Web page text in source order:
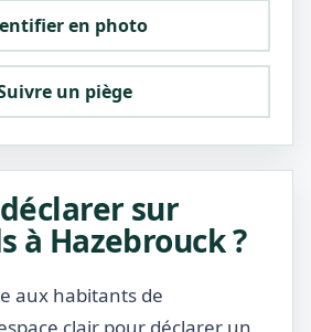
en photo
un piège
sur
à Hazebrouck ?
aux habitants de